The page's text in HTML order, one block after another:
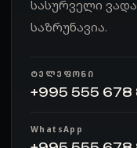
სასურველი
საზრუნავია.
ᲢᲔᲚᲔᲤᲝᲜᲘ
+995 555 678
WhatsApp